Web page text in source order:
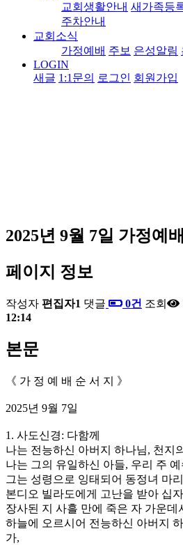
교회생활안내 새가족등
주차안내
교회소식
가정예배 주보 은성알림
LOGIN
새글 1:1문의 로그인 회원가입
2025년 9월 7일 가정예배
페이지 정보
작성자 편집자1 댓글 0건 조회
12:14
본문
《 가 정 예 배 순 서 지 》
2025년 9월 7일
1. 사도신경: 다함께
나는 전능하신 아버지 하나님, 천지
나는 그의 유일하신 아들, 우리 주
그는 성령으로 잉태되어 동정녀 마
본디오 빌라도에게 고난을 받아 십
장사된 지 사흘 만에 죽은 자 가운데
하늘에 오르시어 전능하신 아버지
가,